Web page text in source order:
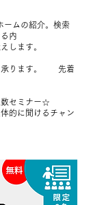
ームの紹介。検索
内
します。
承ります。 先着
セミナー☆
的に聞けるチャン